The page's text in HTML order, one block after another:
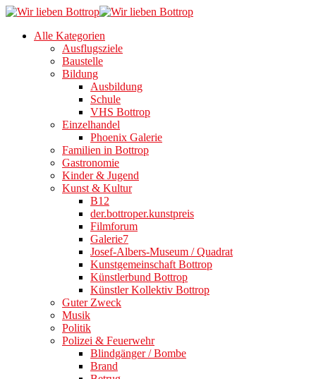
Alle Kategorien
Ausflugsziele
Baustelle
Bildung
Ausbildung
Schule
VHS Bottrop
Einzelhandel
Phoenix Galerie
Familien in Bottrop
Gastronomie
Kinder & Jugend
Kunst & Kultur
B12
der.bottroper.kunstpreis
Filmforum
Galerie7
Josef-Albers-Museum / Quadrat
Kunstgemeinschaft Bottrop
Künstlerbund Bottrop
Künstler Kollektiv Bottrop
Guter Zweck
Musik
Politik
Polizei & Feuerwehr
Blindgänger / Bombe
Brand